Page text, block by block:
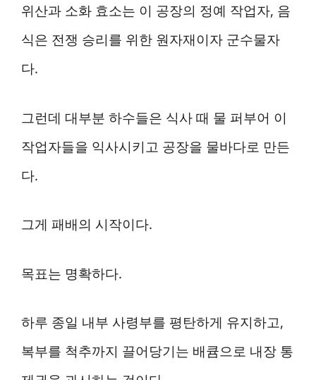
위산과 소화 효소는 이 공장의 정예 작업자, 음
식은 전쟁 승리를 위한 원자재이자 군수물자
다.
그런데 대부분 하수들은 식사 때 물 퍼부어 이
작업자들을 익사시키고 공장을 물바다로 만든
다.
그게 패배의 시작이다.
목표는 명확하다.
하루 종일 내부 사령부를 평탄하게 유지하고,
복부를 척추까지 끌어당기는 배큠으로 내장 통